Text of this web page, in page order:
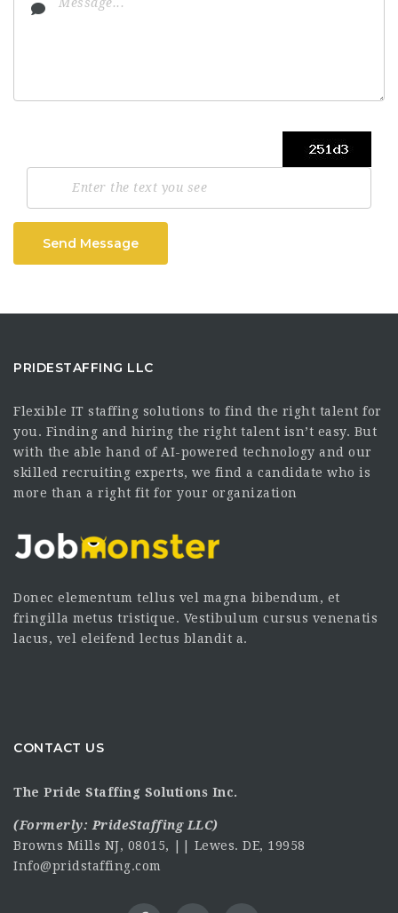
Send Message
PRIDESTAFFING LLC
Flexible IT staffing solutions to find the right talent for
you. Finding and hiring the right talent isn’t easy. But
with the able hand of AI-powered technology and our
skilled recruiting experts, we find a candidate who is
more than a right fit for your organization
Donec elementum tellus vel magna bibendum, et
fringilla metus tristique. Vestibulum cursus venenatis
lacus, vel eleifend lectus blandit a.
CONTACT US
The Pride Staffing Solutions Inc.
(Formerly: PrideStaffing LLC)
Browns Mills NJ, 08015, || Lewes. DE, 19958
Info@pridstaffing.com